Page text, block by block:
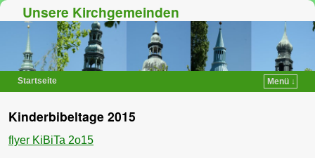
Unsere Kirchgemeinden
Startseite
Menü ↓
Kinderbibeltage 2015
flyer KiBiTa 2o15